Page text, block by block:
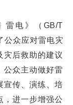
电》（GB/T
公众应对雷电灾
灾后救助的建议
公众主动做好雷
宣传、演练、培
，进一步增强公